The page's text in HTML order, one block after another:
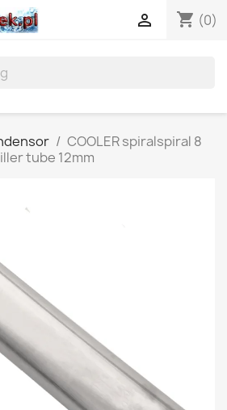
shopping_cart (0)

COOLER spiralspiral 8
tube 12mm